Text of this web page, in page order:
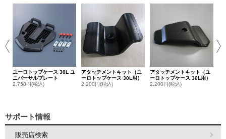
ユーロトップケース 30L ユ
ニバーサルプレート
2,750円(税込)
アタッチメントキット（ユ
ーロトップケース 30L用）
2,200円(税込)
アタッチメントキット（ユ
ーロトップケース 30L用）
2,200円(税込)
サポート情報
販売店検索